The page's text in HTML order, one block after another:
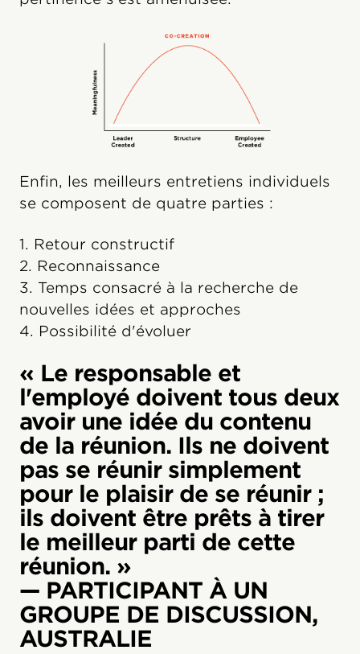
Enfin, les meilleurs entretiens individuels
se composent de quatre parties :
1. Retour constructif
2. Reconnaissance
3. Temps consacré à la recherche de
nouvelles idées et approches
4. Possibilité d'évoluer
« Le responsable et
l'employé doivent tous deux
avoir une idée du contenu
de la réunion. Ils ne doivent
pas se réunir simplement
pour le plaisir de se réunir ;
ils doivent être prêts à tirer
le meilleur parti de cette
réunion. »
— PARTICIPANT À UN
GROUPE DE DISCUSSION,
AUSTRALIE